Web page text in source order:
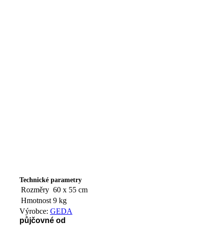
Technické parametry
Rozměry 60 x 55 cm
Hmotnost 9 kg
Výrobce: GEDA
půjčovné od